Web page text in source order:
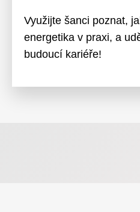
Využijte šanci poznat,
energetika v praxi, a
budoucí kariéře!